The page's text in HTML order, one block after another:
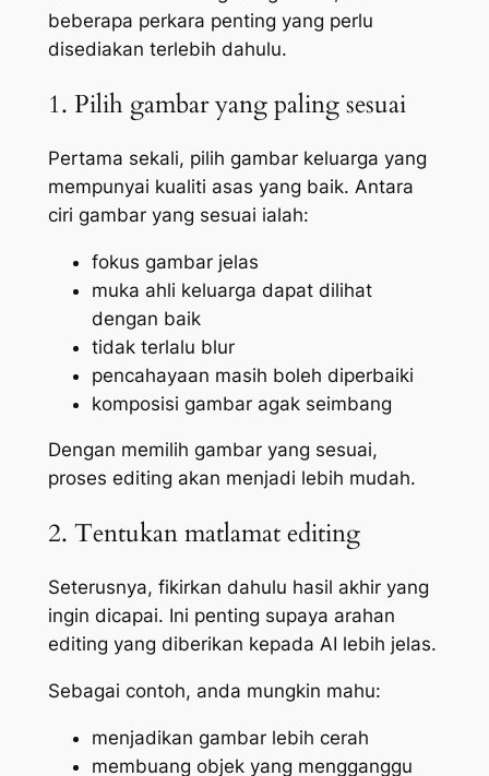
beberapa perkara penting yang perlu
disediakan terlebih dahulu.
1. Pilih gambar yang paling sesuai
Pertama sekali, pilih gambar keluarga yang
mempunyai kualiti asas yang baik. Antara
ciri gambar yang sesuai ialah:
fokus gambar jelas
muka ahli keluarga dapat dilihat
dengan baik
tidak terlalu blur
pencahayaan masih boleh diperbaiki
komposisi gambar agak seimbang
Dengan memilih gambar yang sesuai,
proses editing akan menjadi lebih mudah.
2. Tentukan matlamat editing
Seterusnya, fikirkan dahulu hasil akhir yang
ingin dicapai. Ini penting supaya arahan
editing yang diberikan kepada AI lebih jelas.
Sebagai contoh, anda mungkin mahu:
menjadikan gambar lebih cerah
membuang objek yang mengganggu